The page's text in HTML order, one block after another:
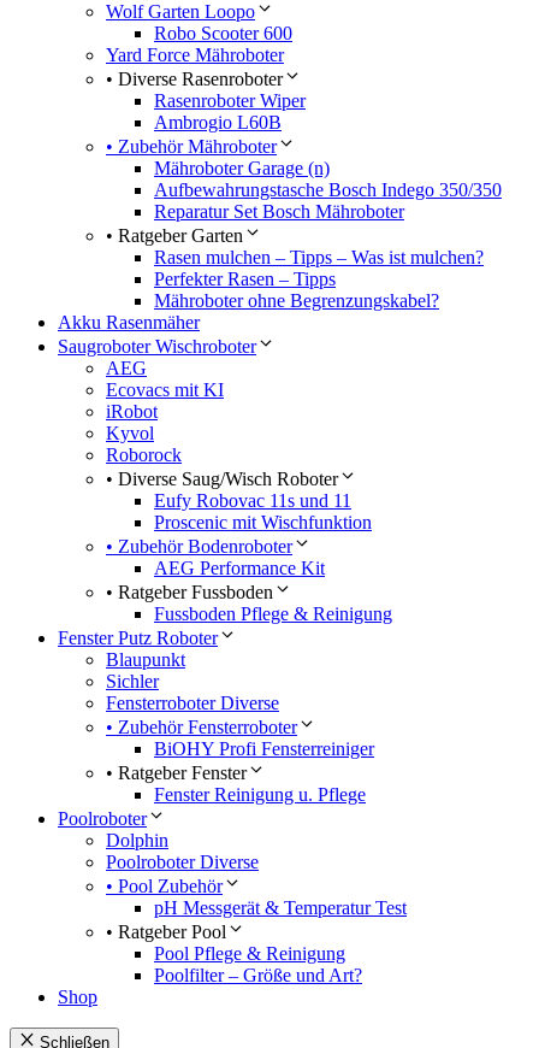
Wolf Garten Loopo
Robo Scooter 600
Yard Force Mähroboter
• Diverse Rasenroboter
Rasenroboter Wiper
Ambrogio L60B
• Zubehör Mähroboter
Mähroboter Garage (n)
Aufbewahrungstasche Bosch Indego 350/350
Reparatur Set Bosch Mähroboter
• Ratgeber Garten
Rasen mulchen – Tipps – Was ist mulchen?
Perfekter Rasen – Tipps
Mähroboter ohne Begrenzungskabel?
Akku Rasenmäher
Saugroboter Wischroboter
AEG
Ecovacs mit KI
iRobot
Kyvol
Roborock
• Diverse Saug/Wisch Roboter
Eufy Robovac 11s und 11
Proscenic mit Wischfunktion
• Zubehör Bodenroboter
AEG Performance Kit
• Ratgeber Fussboden
Fussboden Pflege & Reinigung
Fenster Putz Roboter
Blaupunkt
Sichler
Fensterroboter Diverse
• Zubehör Fensterroboter
BiOHY Profi Fensterreiniger
• Ratgeber Fenster
Fenster Reinigung u. Pflege
Poolroboter
Dolphin
Poolroboter Diverse
• Pool Zubehör
pH Messgerät & Temperatur Test
• Ratgeber Pool
Pool Pflege & Reinigung
Poolfilter – Größe und Art?
Shop
Schließen